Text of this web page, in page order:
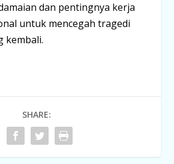
dan pentingnya kerja
untuk mencegah tragedi
kembali.
SHARE: